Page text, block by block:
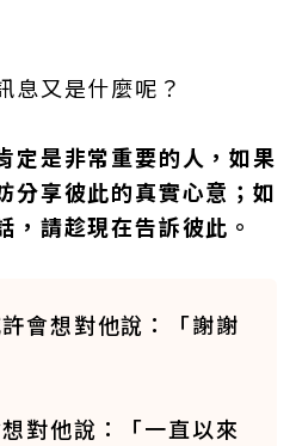
息又是什麼呢？
定是非常重要的人，如果
分享彼此的真實心意；如
，請趁現在告訴彼此。
會想對他說：「謝謝
對他說：「一直以來